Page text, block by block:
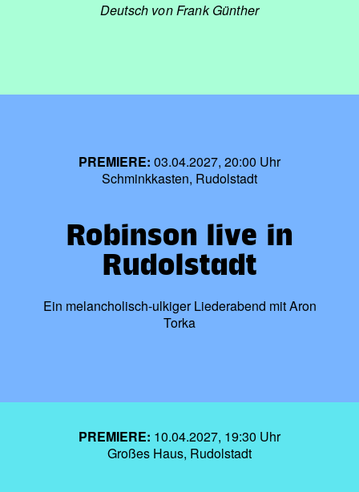
Deutsch von Frank Günther
PREMIERE: 03.04.2027, 20:00 Uhr
Schminkkasten, Rudolstadt
Robinson live in
Rudolstadt
Ein melancholisch-ulkiger Liederabend mit Aron
Torka
PREMIERE: 10.04.2027, 19:30 Uhr
Großes Haus, Rudolstadt